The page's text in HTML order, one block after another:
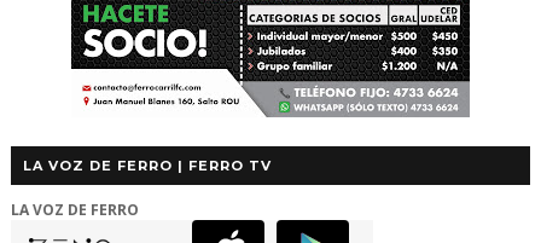
LA VOZ DE FERRO | FERRO TV
LA VOZ DE FERRO